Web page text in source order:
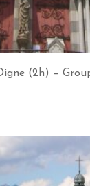
(2h) –